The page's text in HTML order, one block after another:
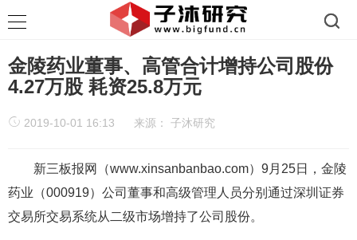
金陵药业董事、高管合计增持公司股份
4.27万股 耗资25.8万元
2019-10-01 16:13 来源： 子沐研究
新三板报网（www.xinsanbanbao.com）9月25日，金陵
药业（000919）公司董事和高级管理人员分别通过深圳证券
交易所交易系统从二级市场增持了公司股份。